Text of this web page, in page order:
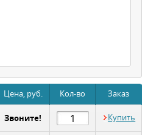
Цена, руб. Кол-во
Заказ
Звоните! Купить